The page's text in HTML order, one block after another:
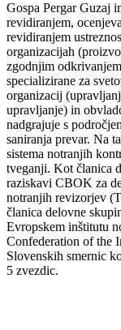
Gospa Pergar Guzaj
revidiranjem,
revidiranjem
organizacijah
zgodnjim
specializirane za
organizacij
upravljanje) in
nadgrajuje s
saniranja prevar. Na
sistema notranjih
tveganji. Kot članica
raziskavi CBOK za
notranjih revizorjev
članica delovne
Evropskem inštitutu
Confederation of the
Slovenskih smernic
5 zvezdic.